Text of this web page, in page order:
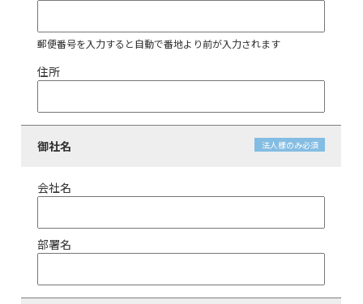
郵便番号を入力すると自動で番地より前が入力されます
住所
御社名 法人様のみ必須
会社名
部署名